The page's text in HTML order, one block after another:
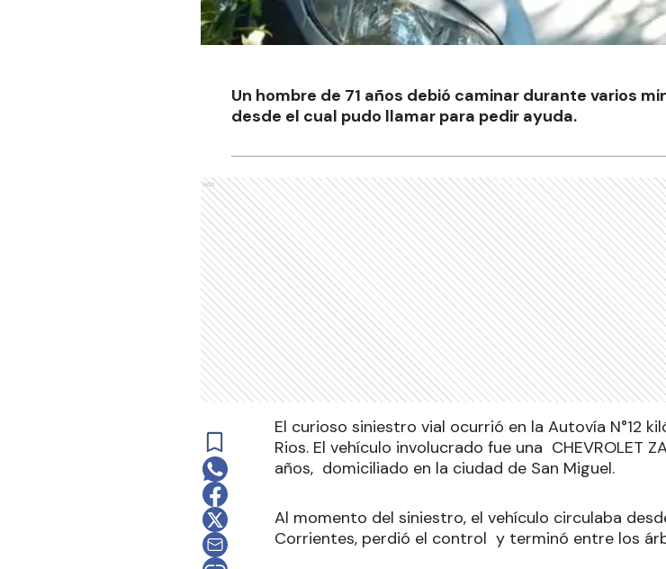
Un hombre de 71 años debió caminar durante varios
desde el cual pudo llamar para pedir ayuda.
Ads
El curioso siniestro vial ocurrió en la Autovía N°12
Rios. El vehículo involucrado fue una CHEVROLET
años, domiciliado en la ciudad de San Miguel.
Al momento del siniestro, el vehículo circulaba
Corrientes, perdió el control y terminó entre los